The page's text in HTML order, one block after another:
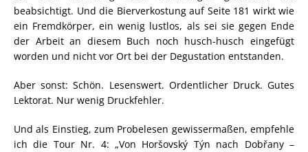
beabsichtigt. Und die Bierverkostung auf Seite 181 wirkt wie
ein Fremdkörper, ein wenig lustlos, als sei sie gegen Ende
der Arbeit an diesem Buch noch husch-husch eingefügt
worden und nicht vor Ort bei der Degustation entstanden.
Aber sonst: Schön. Lesenswert. Ordentlicher Druck. Gutes
Lektorat. Nur wenig Druckfehler.
Und als Einstieg, zum Probelesen gewissermaßen, empfehle
ich die Tour Nr. 4: „Von Horšovský Týn nach Dobřany –